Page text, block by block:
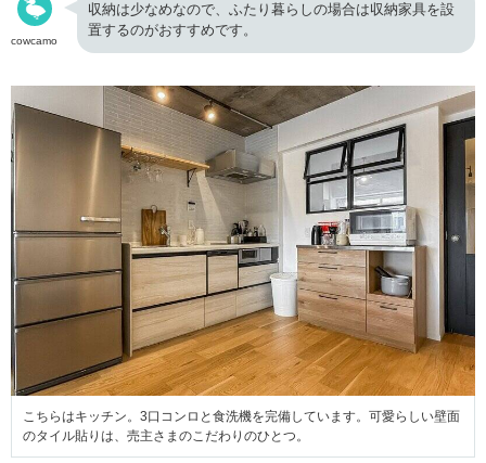
cowcamo
収納は少なめなので、ふたり暮らしの場合は収納家具を設
置するのがおすすめです。
こちらはキッチン。3口コンロと食洗機を完備しています。可愛らしい壁面
のタイル貼りは、売主さまのこだわりのひとつ。